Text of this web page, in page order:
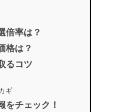
倍率は？
格は？
るコツ
ギ
をチェック！